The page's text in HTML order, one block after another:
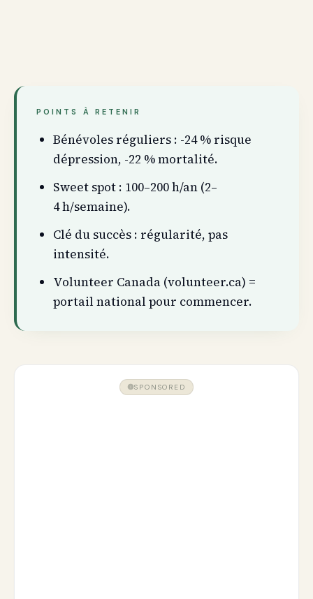
POINTS À RETENIR
Bénévoles réguliers : -24 % risque
dépression, -22 % mortalité.
Sweet spot : 100–200 h/an (2–
4 h/semaine).
Clé du succès : régularité, pas
intensité.
Volunteer Canada (volunteer.ca) =
portail national pour commencer.
SPONSORED